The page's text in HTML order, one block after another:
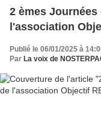
2 èmes
l'association
Publié le 06/01/2025 à
Par La voix de